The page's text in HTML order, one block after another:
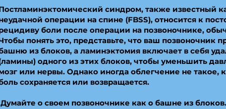
синдром, также известный
операции на спине (FBSS), относится к
боли после операции на позвоночнике,
понять это, представьте, что ваш позвоночник
из блоков, а ламинэктомия включает в себя
одного из этих блоков, чтобы уменьшить
или нервы. Однако иногда облегчение не такое,
сохраняется или возвращается.
Думайте о своем позвоночнике как о башне из